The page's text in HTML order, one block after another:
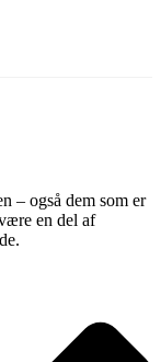
– også dem som er
en del af